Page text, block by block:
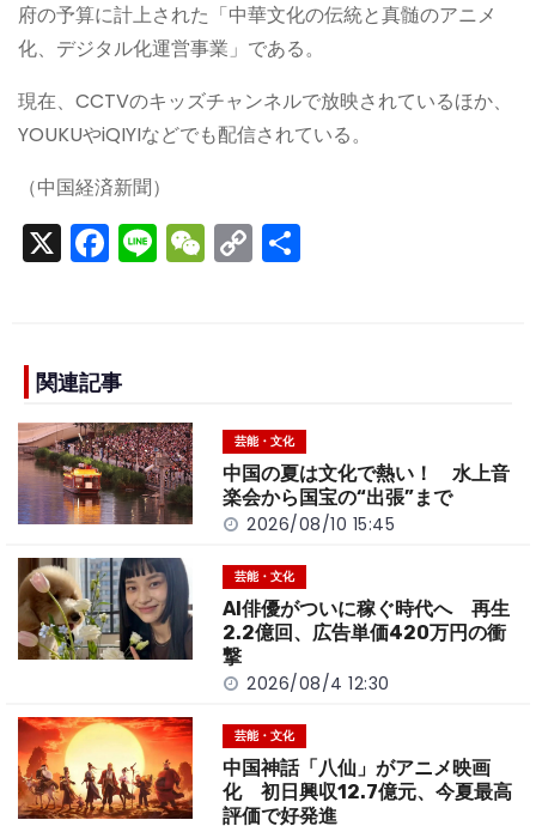
府の予算に計上された「中華文化の伝統と真髄のアニメ
化、デジタル化運営事業」である。
現在、CCTVのキッズチャンネルで放映されているほか、
YOUKUやiQIYIなどでも配信されている。
（中国経済新聞）
X F
e
b
o
o
k
Li W C
n
k
関連記事
芸能・文化
中国の夏は文化で熱い！ 水上音
楽会から国宝の“出張”まで
2026/08/10 15:45
芸能・文化
AI俳優がついに稼ぐ時代へ 再生
2.2億回、広告単価420万円の衝
撃
2026/08/4 12:30
芸能・文化
中国神話「八仙」がアニメ映画
化 初日興収12.7億元、今夏最高
評価で好発進